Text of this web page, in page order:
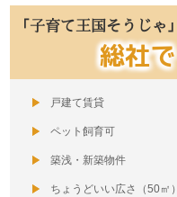
「子育て王国そうじゃ」
総社で
戸建て賃貸
ペット飼育可
築浅・新築物件
ちょうどいい広さ（50㎡）